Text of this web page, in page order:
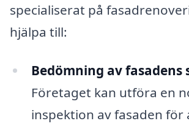
specialiserat på
hjälpa till:
Bedömning av fasadens
Företaget kan utföra en
inspektion av fasaden för